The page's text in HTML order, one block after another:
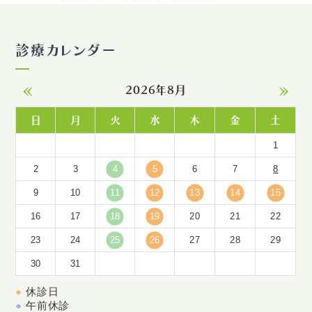
診療カレンダー
« 2026年8月 »
日 月 火 水 木 金 土
1
2 3 4 5 6 7 8
9 10 11 12 13 14 15
16 17 18 19 20 21 22
23 24 25 26 27 28 29
30 31
● 休診日
● 午前休診